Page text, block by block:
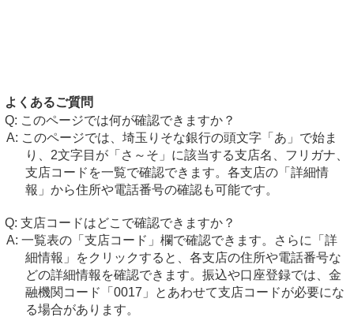
よくあるご質問
このページでは何が確認できますか？
このページでは、埼玉りそな銀行の頭文字「あ」で始ま
り、2文字目が「さ～そ」に該当する支店名、フリガナ、
支店コードを一覧で確認できます。各支店の「詳細情
報」から住所や電話番号の確認も可能です。
支店コードはどこで確認できますか？
一覧表の「支店コード」欄で確認できます。さらに「詳
細情報」をクリックすると、各支店の住所や電話番号な
どの詳細情報を確認できます。振込や口座登録では、金
融機関コード「0017」とあわせて支店コードが必要にな
る場合があります。